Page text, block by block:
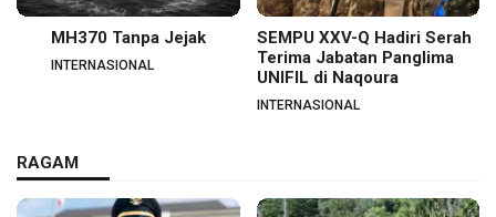
MH370 Tanpa Jejak
INTERNASIONAL
SEMPU XXV-Q Hadiri Serah
Terima Jabatan Panglima
UNIFIL di Naqoura
INTERNASIONAL
RAGAM